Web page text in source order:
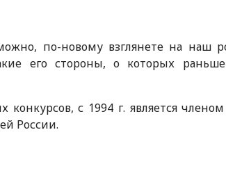
по-новому взглянете на наш
его стороны, о которых
с 1994 г. является
России.